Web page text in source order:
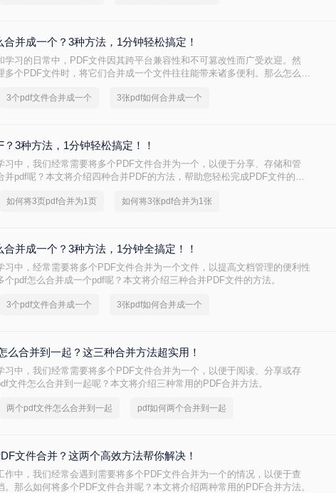
并成一个？3种方法，1分钟轻松搞定！
学习的日常中，PDF文件因其跨平台兼容性和不可篡改性而广受欢迎。然
多个PDF文件时，将它们合并成一个文件往往能带来诸多便利。那么怎么合
3个pdf文件合并成一个 3张pdf如何合并成一个
3种方法，1分钟轻松搞定！！
习中，我们经常需要将多个PDF文件合并为一个，以便于分享、存储和管
并pdf呢？本文将介绍四种合并PDF的方法，帮助您轻松完成PDF文件的合
如何将3页pdf合并为1页 如何将3张pdf合并为1张
合并成一个？3种方法，1分钟全搞定！！
习中，经常需要将多个PDF文件合并为一个文件，以提高文档管理的便利性
个pdf怎么合并成一个pdf呢？本文将介绍三种合并PDF文件的方法。
3个pdf文件合并成一个 3张pdf如何合并成一个
么合并到一起？这三种合并方法超实用！
习中，我们经常需要将多个PDF文件合并为一个，以便于阅读、分享或存
文件怎么合并到一起呢？本文将介绍三种常用的PDF合并方法。
两个pdf文件怎么合并到一起 pdf如何两个合并到一起
文件合并？这两个高效方法帮你解决！
作中，我们经常会遇到需要将多个PDF文件合并为一个的情况，以便于查
。那么如何将多个PDF文件合并呢？本文将介绍两种常用的PDF合并方法。